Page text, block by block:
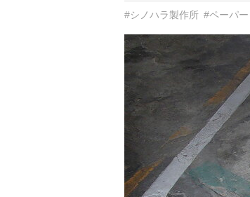
#シノハラ製作所 #ペーパー